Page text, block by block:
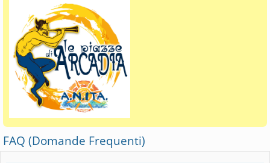
FAQ (Domande Frequenti)